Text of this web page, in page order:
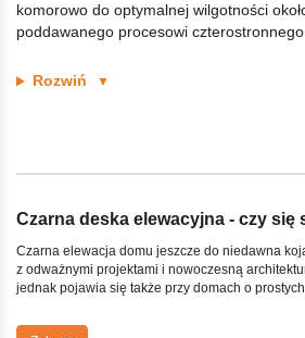
komorowo do optymalnej wilgotności
poddawanego procesowi
Rozwiń ▼
Czarna deska elewacyjna - czy się
Czarna elewacja domu jeszcze do niedawna
z odważnymi projektami i nowoczesną
jednak pojawia się także przy domach o